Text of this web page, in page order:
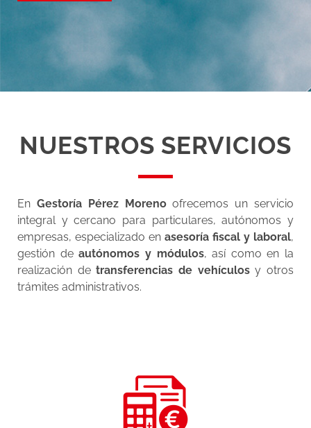
NUESTROS SERVICIOS
En Gestoría Pérez Morenoofrecemos un servicio
integral y cercano para particulares, autónomos y
empresas, especializado en asesoría fiscal y laboral,
gestión deautónomos y módulos, así como en la
realización detransferencias de vehículosy otros
trámites administrativos.